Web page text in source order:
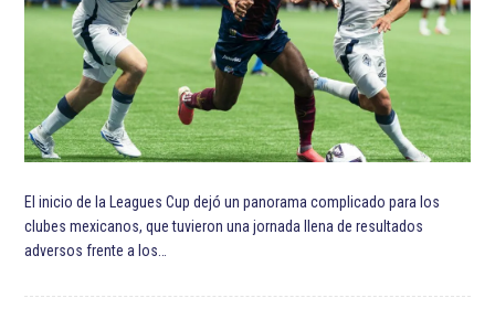
El inicio de la Leagues Cup dejó un panorama complicado para los
clubes mexicanos, que tuvieron una jornada llena de resultados
adversos frente a los…